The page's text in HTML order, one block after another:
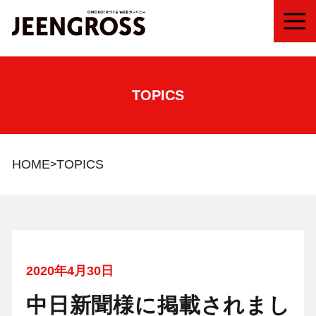
TOPICS
HOME TOPICS
2020年4月30日
中日新聞様に掲載されまし